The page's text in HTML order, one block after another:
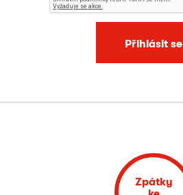
Přihlásit se
Zpátky